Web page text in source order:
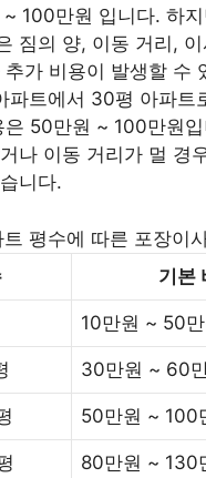
100만원 입니다. 하
짐의 양, 이동 거리,
가 비용이 발생할 수
파트에서 30평 아파트
은 50만원 ~ 100만원
나 이동 거리가 멀 경
니다.
트 평수에 따른 포장이
기본
10만원 ~ 50
30만원 ~ 60
50만원 ~ 100
80만원 ~ 130